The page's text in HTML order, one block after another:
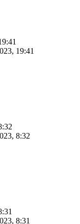
19:41
8:32
8:31